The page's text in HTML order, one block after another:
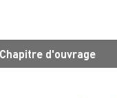
Chapitre d'ouvrage